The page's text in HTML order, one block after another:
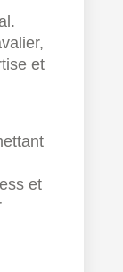
et
et